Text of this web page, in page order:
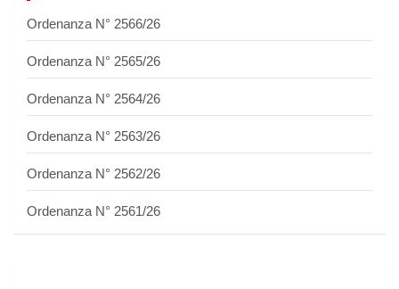
Ordenanza N° 2566/26
Ordenanza N° 2565/26
Ordenanza N° 2564/26
Ordenanza N° 2563/26
Ordenanza N° 2562/26
Ordenanza N° 2561/26